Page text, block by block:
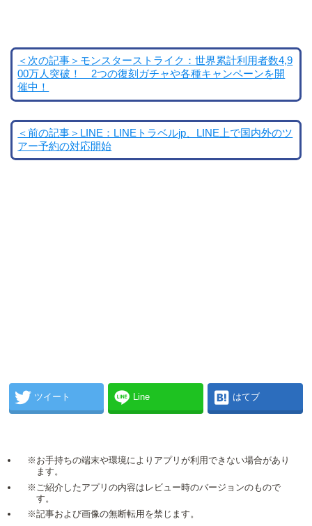
＜次の記事＞モンスターストライク：世界累計利用者数4,9
00万人突破！ 2つの復刻ガチャや各種キャンペーンを開
催中！
＜前の記事＞LINE：LINEトラベルjp、LINE上で国内外のツ
アー予約の対応開始
ツイート Line はてブ
※お手持ちの端末や環境によりアプリが利用できない場合があり
ます。
※ご紹介したアプリの内容はレビュー時のバージョンのもので
す。
※記事および画像の無断転用を禁じます。